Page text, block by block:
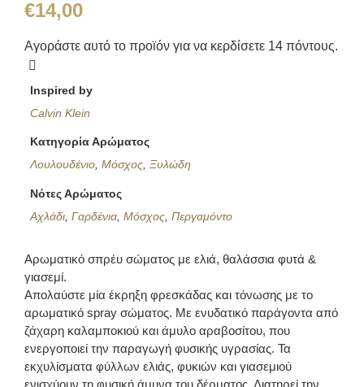
€14,00
Αγοράστε αυτό το προϊόν για να κερδίσετε 14 πόντους.
Inspired by
Calvin Klein
Κατηγορία Αρώματος
Λουλουδένιο,Μόσχος,Ξυλώδη
Νότες Αρώματος
Αχλάδι ,Γαρδένια ,Μόσχος ,Περγαμόντο
Αρωματικό σπρέυ σώματος με ελιά, θαλάσσια φυτά &
γιασεμί.
Απολαύστε μία έκρηξη φρεσκάδας και τόνωσης με το
αρωματικό spray σώματος. Με ενυδατικό παράγοντα από
ζάχαρη καλαμποκιού και άμυλο αραβοσίτου, που
ενεργοποιεί την παραγωγή φυσικής υγρασίας. Τα
εκχυλίσματα φύλλων ελιάς, φυκιών και γιασεμιού
ενισχύουν τη φυσική άμυνα του δέρματος. Διατηρεί την